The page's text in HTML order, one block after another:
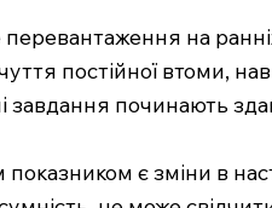
перевантаження на
постійної втоми,
завдання починають
є зміни в